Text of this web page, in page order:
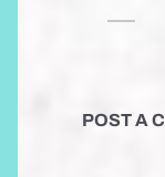
POST A